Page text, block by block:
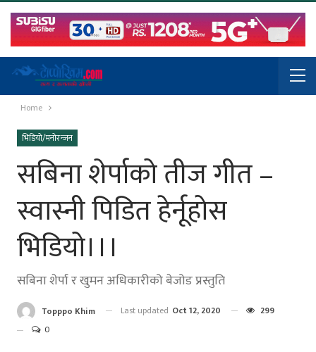
Home
भिडियो/मनोरन्जन
सबिना शेर्पाको तीज गीत –
स्वास्नी पिडित हेर्नूहोस
भिडियो।।।
सबिना शेर्पा र खुमन अधिकारीको बेजोड प्रस्तुति
Topppo Khim Last updated Oct 12, 2020
299
0